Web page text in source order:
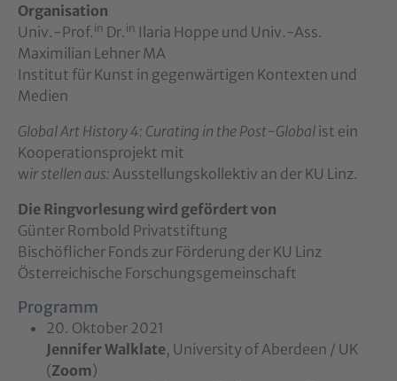
Organisation
Univ.-Prof. in Dr. in Ilaria Hoppe und Univ.-Ass.
Maximilian Lehner MA
Institut für Kunst in gegenwärtigen Kontexten und
Medien
Global Art History 4: Curating in the Post-Global ist ein
Kooperationsprojekt mit
wir stellen aus: Ausstellungskollektiv an der KU Linz.
Die Ringvorlesung wird gefördert von
Günter Rombold Privatstiftung
Bischöflicher Fonds zur Förderung der KU Linz
Österreichische Forschungsgemeinschaft
Programm
20. Oktober 2021
Jennifer Walklate, University of Aberdeen / UK
(Zoom)